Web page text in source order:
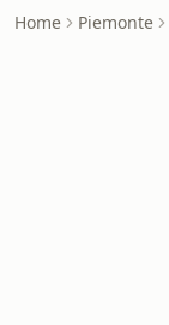
Home Piemonte